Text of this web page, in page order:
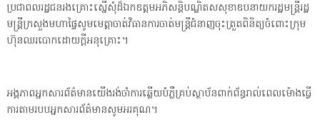
ប្រជាពលរដ្ឋជនរងគ្រោះស្នើសុំដ៏ឯកឧត្តមអភិសន្តិបណ្ឌិតសសុខាឧបនាយករដ្ឋមន្ត្រីរដ្ឋ
មន្ត្រីក្រសួងមហាផ្ទៃសូមមេត្តាចាត់វិធានការចាត់មន្ត្រីជំនាញចុះត្រួតពិនិត្យចំពោះក្រុម
ហ៊ុនឈរបោកដោយក្តីអនុគ្រោះ។
អង្គភាពអ្នកសារព័ត៌មានយើងរង់ចាំការឆ្លើយបំភ្លឺគ្រប់ស្ថាប័នពាក់ព័ន្ធរាល់ពេលម៉ោងធ្វើ
ការតាមរបបអ្នកសារព័ត៌មានសូមអរគុណ។